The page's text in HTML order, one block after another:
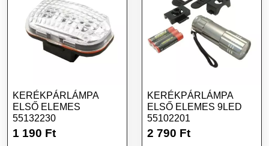
KERÉKPÁRLÁMPA
ELSŐ ELEMES
55132230
1 190 Ft
KERÉKPÁRLÁMPA
ELSŐ ELEMES 9LED
55102201
2 790 Ft